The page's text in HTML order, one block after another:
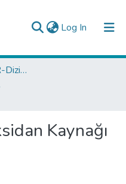
Log In (current)
Araştırma Çıktıları | TR-Dizin | WoS | Scopus | PubMed
Kaynağı